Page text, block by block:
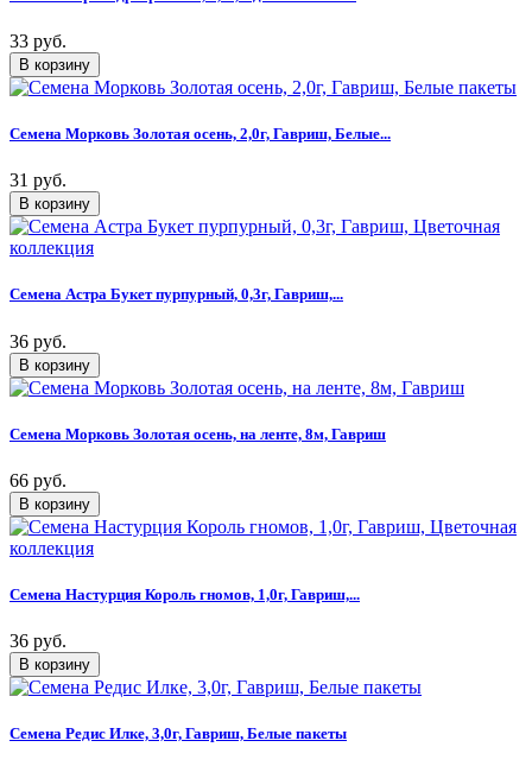
33 руб.
Семена Морковь Золотая осень, 2,0г, Гавриш, Белые...
31 руб.
Семена Астра Букет пурпурный, 0,3г, Гавриш,...
36 руб.
Семена Морковь Золотая осень, на ленте, 8м, Гавриш
66 руб.
Семена Настурция Король гномов, 1,0г, Гавриш,...
36 руб.
Семена Редис Илке, 3,0г, Гавриш, Белые пакеты